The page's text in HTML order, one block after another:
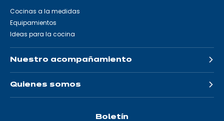
Cocinas a la medidas
Equipamientos
Ideas para la cocina
Nuestro acompañamiento
Quienes somos
Boletín